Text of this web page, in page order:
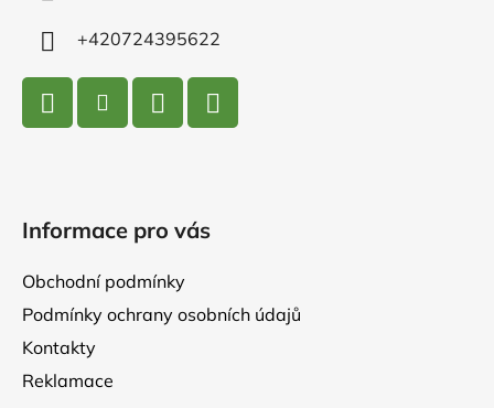
+420724395622
Informace pro vás
Obchodní podmínky
Podmínky ochrany osobních údajů
Kontakty
Reklamace